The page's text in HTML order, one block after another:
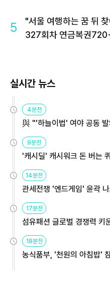
5
"서울 여행하는 꿈 뒤
327회차 연금복권
실시간 뉴스
4분전
與 "'하늘이법' 여야 공동
9분전
'캐시딜' 캐시워크 돈 버는
14분전
관세전쟁 '엔드게임' 윤곽
17분전
섬유패션 글로벌 경쟁력
18분전
농식품부, '천원의 아침밥'